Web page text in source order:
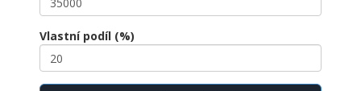
Vlastní podíl (%)